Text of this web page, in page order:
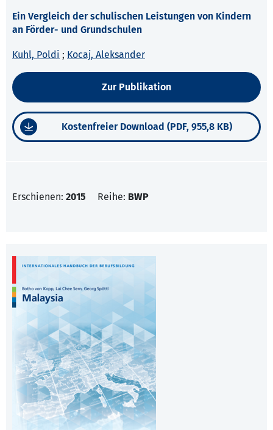
Ein Vergleich der schulischen Leistungen von Kindern
an Förder- und Grundschulen
Kuhl, Poldi ; Kocaj, Aleksander
Zur Publikation
Kostenfreier Download (PDF, 955,8 KB)
Erschienen: 2015 Reihe: BWP